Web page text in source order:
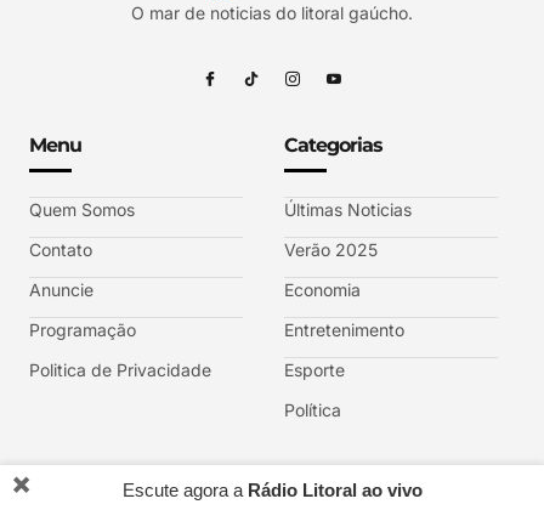
O mar de noticias do litoral gaúcho.
Menu
Quem Somos
Contato
Anuncie
Programação
Politica de Privacidade
✖️ Escute agora a Rádio Litoral ao vivo
Categorias
Últimas Noticias
Verão 2025
Economia
Entretenimento
Esporte
Política
REDE LITORAL DE COMUNICAÇÃO RS © 2025 sob afiliação TV GAZETA.